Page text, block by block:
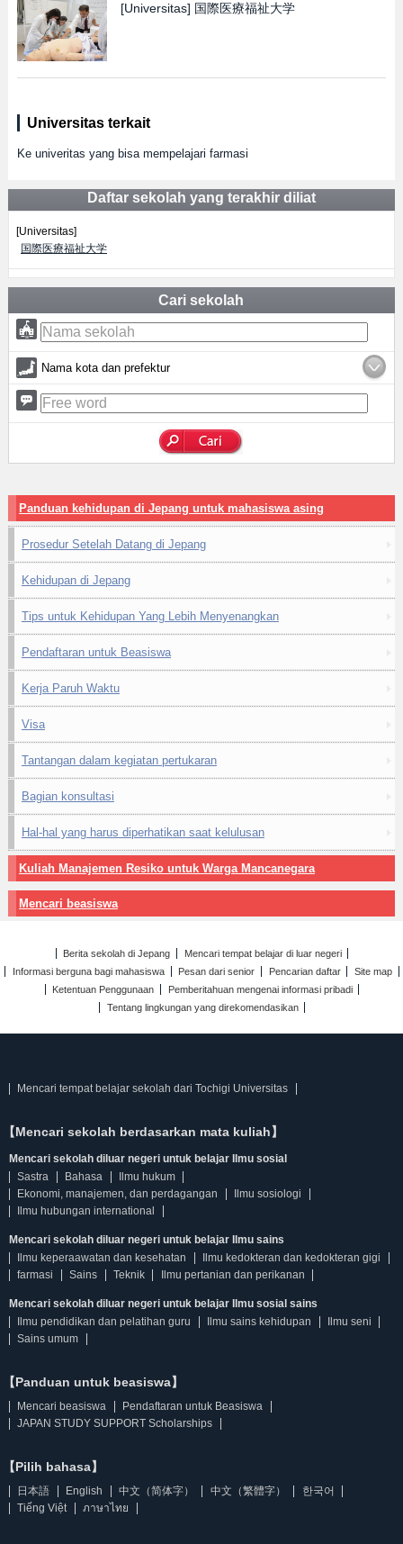
[Universitas] 国際医療福祉大学
Universitas terkait
Ke univeritas yang bisa mempelajari farmasi
Daftar sekolah yang terakhir diliat
[Universitas]
国際医療福祉大学
Cari sekolah
Nama kota dan prefektur
Panduan kehidupan di Jepang untuk mahasiswa asing
Prosedur Setelah Datang di Jepang
Kehidupan di Jepang
Tips untuk Kehidupan Yang Lebih Menyenangkan
Pendaftaran untuk Beasiswa
Kerja Paruh Waktu
Visa
Tantangan dalam kegiatan pertukaran
Bagian konsultasi
Hal-hal yang harus diperhatikan saat kelulusan
Kuliah Manajemen Resiko untuk Warga Mancanegara
Mencari beasiswa
Berita sekolah di Jepang
Mencari tempat belajar di luar negeri
Informasi berguna bagi mahasiswa
Pesan dari senior Pencarian daftar
Site map
Ketentuan Penggunaan
Pemberitahuan mengenai informasi pribadi
Tentang lingkungan yang direkomendasikan
Mencari tempat belajar sekolah dari Tochigi Universitas
【Mencari sekolah berdasarkan mata kuliah】
Mencari sekolah diluar negeri untuk belajar Ilmu sosial
Sastra
Bahasa
Ilmu hukum
Ekonomi, manajemen, dan perdagangan
Ilmu sosiologi
Ilmu hubungan international
Mencari sekolah diluar negeri untuk belajar Ilmu sains
Ilmu keperaawatan dan kesehatan
Ilmu kedokteran dan kedokteran gigi
farmasi
Sains Teknik Ilmu pertanian dan perikanan
Mencari sekolah diluar negeri untuk belajar Ilmu sosial sains
Ilmu pendidikan dan pelatihan guru
Ilmu sains kehidupan
Ilmu seni
Sains umum
【Panduan untuk beasiswa】
Mencari beasiswa
Pendaftaran untuk Beasiswa
JAPAN STUDY SUPPORT Scholarships
【Pilih bahasa】
日本語 English 中文（简体字） 中文（繁體字）
한국어
Tiếng Việt
ภาษาไทย